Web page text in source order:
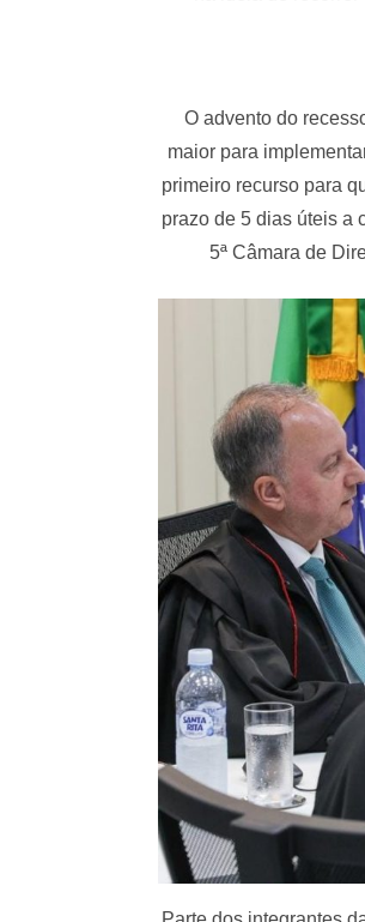
O advento do
maior para
primeiro recurso para
prazo de 5 dias úteis a
5ª Câmara de